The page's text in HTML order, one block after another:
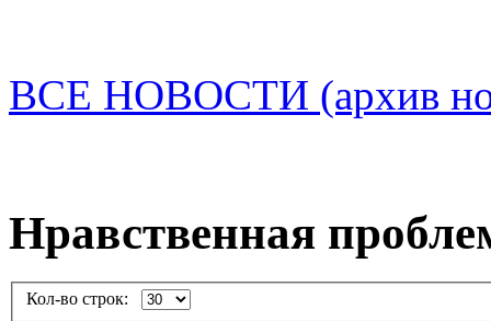
ВСЕ НОВОСТИ (архив
Нравственная
Кол-во строк: